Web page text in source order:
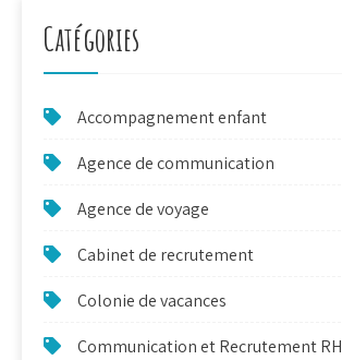
Catégories
Accompagnement enfant
Agence de communication
Agence de voyage
Cabinet de recrutement
Colonie de vacances
Communication et Recrutement RH